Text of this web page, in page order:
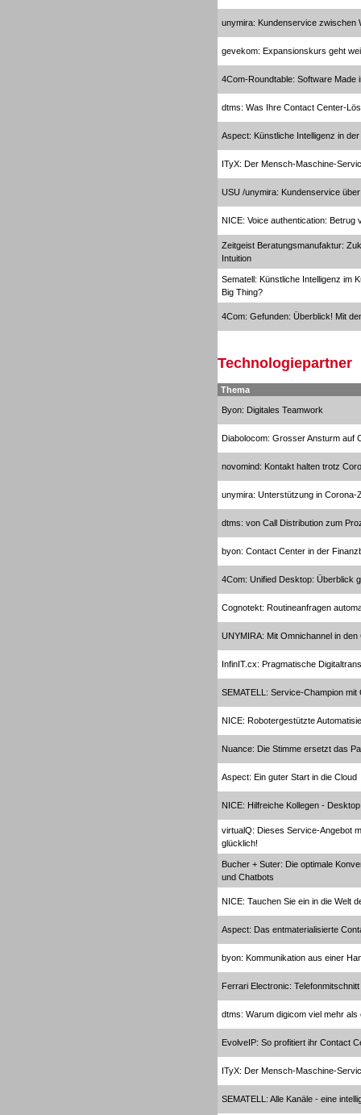
unymira: Kundenservice zwischen
gevekom: Expansionskurs geht
4Com-Roundtable: Software Made
dtms: Was Ihre Contact Center-
Aspect: Künstliche Intelligenz in
ITyX: Der Mensch-Maschine-
USU /unymira: Kundenservice
NICE: Voice authentication: Betrug
Zeitgeist Beratungsmanufaktur:
Intuition
Sematell: Künstliche Intelligenz im
Big Thing?
4Com: Gefunden: Überblick! Mit
Technologiepartner
Thema
Byon: Digitales Teamwork
Diabolocom: Grosser Ansturm auf
novomind: Kontakt halten trotz
unymira: Unterstützung in Corona-
dtms: von Call Distribution zum
byon: Contact Center in der
4Com: Unified Desktop: Überblick
Cognotekt: Routineanfragen
UNYMIRA: Mit Omnichannel in
InfinIT.cx: Pragmatische
SEMATELL: Service-Champion mit
NICE: Robotergestützte
Nuance: Die Stimme ersetzt das
Aspect: Ein guter Start in die Cloud
NICE: Hilfreiche Kollegen -
virtualQ: Dieses Service-Angebot
glücklich!
Bucher + Suter: Die optimale
und Chatbots
NICE: Tauchen Sie ein in die Welt
Aspect: Das entmaterialisierte
byon: Kommunikation aus einer
Ferrari Electronic:
dtms: Warum digicom viel mehr als
EvolveIP: So profitiert ihr Contact
ITyX: Der Mensch-Maschine-
SEMATELL: Alle Kanäle - eine